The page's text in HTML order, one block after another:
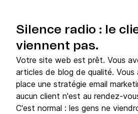
Silence radio : le
viennent pas.
Votre site web est prêt. Vous
articles de blog de qualité. Vous
place une stratégie email
aucun client n'est au rendez-
C'est normal : les gens ne